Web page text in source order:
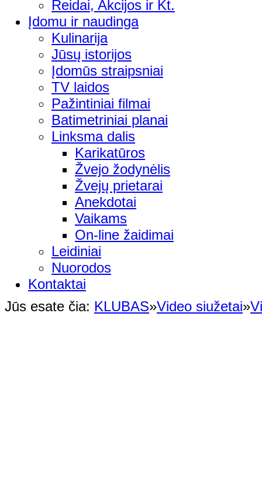
Reidai, Akcijos ir Kt.
Įdomu ir naudinga
Kulinarija
Jūsų istorijos
Įdomūs straipsniai
TV laidos
Pažintiniai filmai
Batimetriniai planai
Linksma dalis
Karikatūros
Žvejo žodynėlis
Žvejų prietarai
Anekdotai
Vaikams
On-line žaidimai
Leidiniai
Nuorodos
Kontaktai
Jūs esate čia: KLUBAS»Video siužetai»